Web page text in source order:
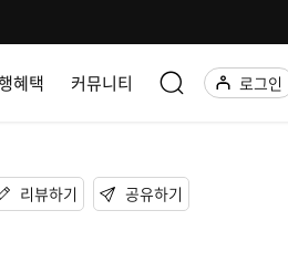
혜택 커뮤니티 로그인
리뷰하기 공유하기